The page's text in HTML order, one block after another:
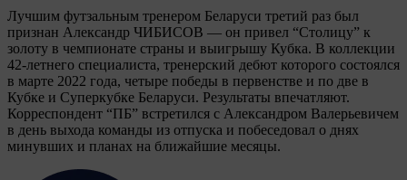
Лучшим футзальным тренером Беларуси третий раз был
признан Александр ЧИБИСОВ — он привел “Столицу” к
золоту в чемпионате страны и выигрышу Кубка. В коллекции
42-летнего специалиста, тренерский дебют которого состоялся
в марте 2022 года, четыре победы в первенстве и по две в
Кубке и Суперкубке Беларуси. Результаты впечатляют.
Корреспондент “ПБ” встретился с Александром Валерьевичем
в день выхода команды из отпуска и побеседовал о днях
минувших и планах на ближайшие месяцы.